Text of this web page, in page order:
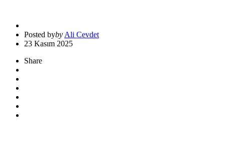
Posted byby Ali Cevdet
23 Kasım 2025
Share